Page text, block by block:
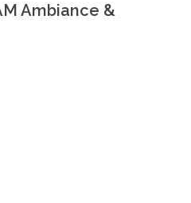
Ambiance &